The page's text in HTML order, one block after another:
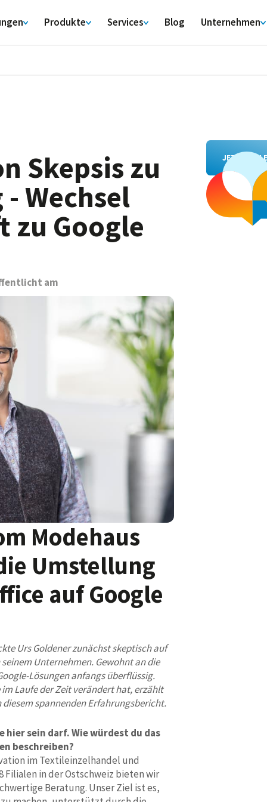
Produkte Services Blog Unternehmen
Skepsis zu
Wechsel
zu Google
am
Modehaus
Umstellung
auf Google
Urs Goldener zunächst skeptisch auf
Unternehmen. Gewohnt an die
Lösungen anfangs überflüssig.
Laufe der Zeit verändert hat, erzählt
diesem spannenden Erfahrungsbericht.
hier sein darf. Wie würdest du das
beschreiben?
im Textileinzelhandel und
Filialen in der Ostschweiz bieten wir
Beratung. Unser Ziel ist es,
JETZT